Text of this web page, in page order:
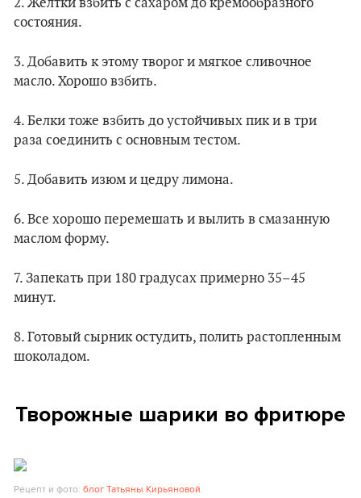
2. Желтки взбить с сахаром до кремообразного
состояния.
3. Добавить к этому творог и мягкое сливочное
масло. Хорошо взбить.
4. Белки тоже взбить до устойчивых пик и в три
раза соединить с основным тестом.
5. Добавить изюм и цедру лимона.
6. Все хорошо перемешать и вылить в смазанную
маслом форму.
7. Запекать при 180 градусах примерно 35–45
минут.
8. Готовый сырник остудить, полить растопленным
шоколадом.
Творожные шарики во фритюре
Рецепт и фото: блог Татьяны Кирьяновой.